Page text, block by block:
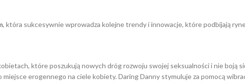
, która sukcesywnie wprowadza kolejne trendy i innowacje, które podbijają
które poszukują nowych dróg rozwoju swojej seksualności i nie boją
erogennego na ciele kobiety. Daring Danny stymuluje za pomocą